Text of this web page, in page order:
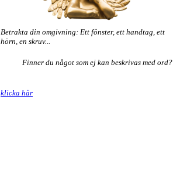
Betrakta din omgivning: Ett fönster, ett handtag, ett
hörn, en skruv...
Finner du något som ej kan beskrivas med ord?
klicka här